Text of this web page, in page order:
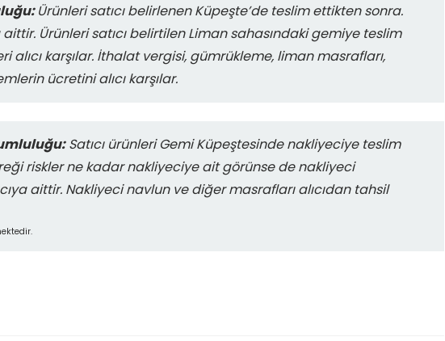
Ürünleri satıcı belirlenen Küpeşte’de teslim ettikten sonra.
Ürünleri satıcı belirtilen Liman sahasındaki gemiye teslim
karşılar. İthalat vergisi, gümrükleme, liman masrafları,
ücretini alıcı karşılar.
Satıcı ürünleri Gemi Küpeştesinde nakliyeciye teslim
riskler ne kadar nakliyeciye ait görünse de nakliyeci
aittir. Nakliyeci navlun ve diğer masrafları alıcıdan tahsil